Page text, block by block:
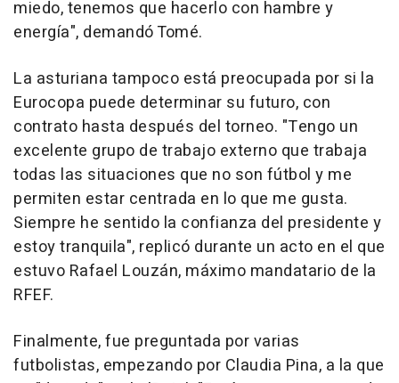
miedo, tenemos que hacerlo con hambre y
energía", demandó Tomé.
La asturiana tampoco está preocupada por si la
Eurocopa puede determinar su futuro, con
contrato hasta después del torneo. "Tengo un
excelente grupo de trabajo externo que trabaja
todas las situaciones que no son fútbol y me
permiten estar centrada en lo que me gusta.
Siempre he sentido la confianza del presidente y
estoy tranquila", replicó durante un acto en el que
estuvo Rafael Louzán, máximo mandatario de la
RFEF.
Finalmente, fue preguntada por varias
futbolistas, empezando por Claudia Pina, a la que